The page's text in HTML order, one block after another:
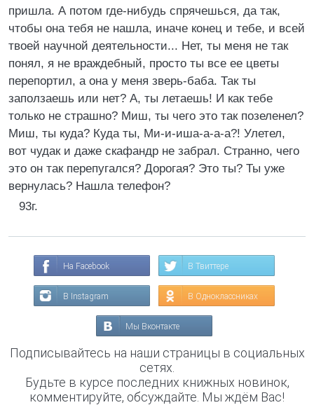
пришла. А потом где-нибудь спрячешься, да так,
чтобы она тебя не нашла, иначе конец и тебе, и всей
твоей научной деятельности... Нет, ты меня не так
понял, я не враждебный, просто ты все ее цветы
перепортил, а она у меня зверь-баба. Так ты
заползаешь или нет? А, ты летаешь! И как тебе
только не страшно? Миш, ты чего это так позеленел?
Миш, ты куда? Куда ты, Ми-и-иша-а-а-а?! Улетел,
вот чудак и даже скафандр не забрал. Странно, чего
это он так перепугался? Дорогая? Это ты? Ты уже
вернулась? Нашла телефон?
93г.
На Facebook В Твиттере
В Instagram В Одноклассниках
Мы Вконтакте
Подписывайтесь на наши страницы в социальных
сетях.
Будьте в курсе последних книжных новинок,
комментируйте, обсуждайте. Мы ждём Вас!